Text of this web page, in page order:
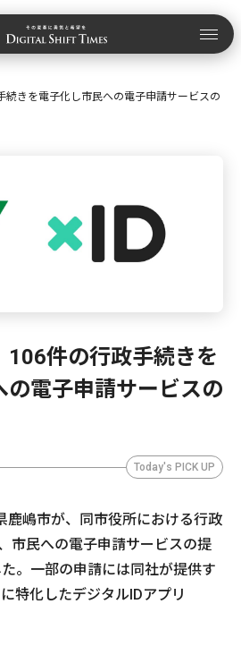
続きを電子化し市民への電子申請サービスの
106件の行政手続きを
の電子申請サービスの
Today's PICK UP
鹿嶋市が、同市役所における行政
市民への電子申請サービスの提
。一部の申請には同社が提供す
特化したデジタルIDアプリ